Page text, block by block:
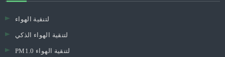
لتنقية الهواء
لتنقية الهواء الذكي
PM1.0 لتنقية الهواء